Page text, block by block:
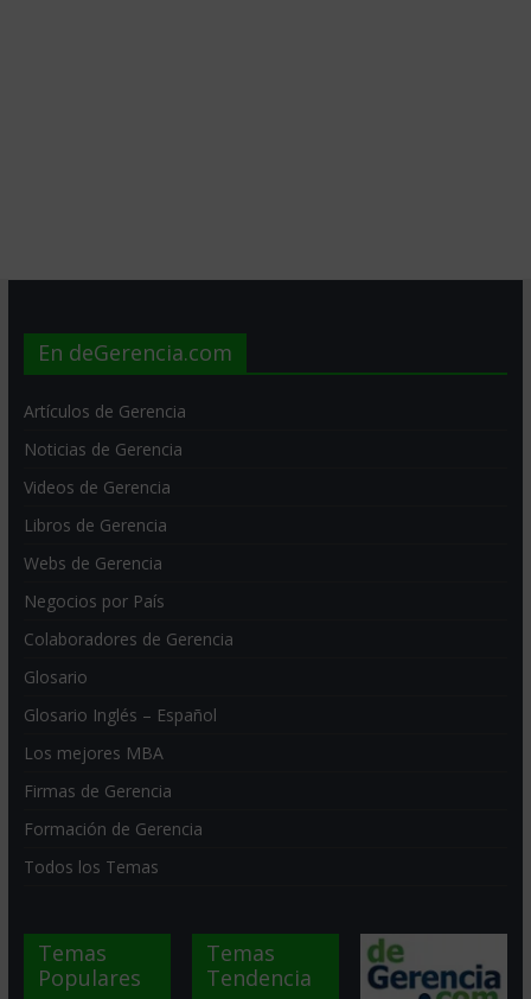
En deGerencia.com
Artículos de Gerencia
Noticias de Gerencia
Videos de Gerencia
Libros de Gerencia
Webs de Gerencia
Negocios por País
Colaboradores de Gerencia
Glosario
Glosario Inglés – Español
Los mejores MBA
Firmas de Gerencia
Formación de Gerencia
Todos los Temas
Temas
Populares
Temas
Tendencia